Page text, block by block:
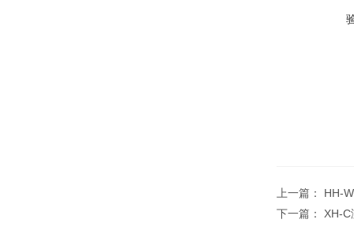
上一篇： HH-
下一篇： XH-C